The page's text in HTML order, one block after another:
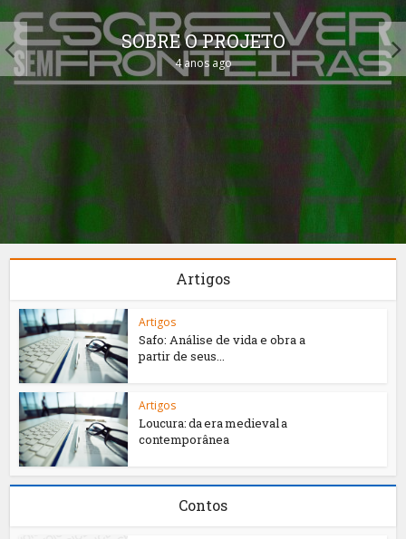
SOBRE O PROJETO
4 anos ago
Artigos
Artigos
Safo: Análise de vida e obra a
partir de seus...
Artigos
Loucura: da era medieval a
contemporânea
Contos